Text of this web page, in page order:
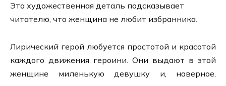
Эта художественная деталь подсказывает
читателю, что женщина не любит избранника.
Лирический герой любуется простотой и красотой
каждого движения героини. Они выдают в этой
женщине миленькую девушку и, наверное,